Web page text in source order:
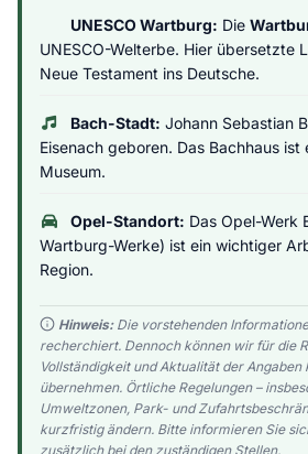
UNESCO Wartburg: Die
UNESCO-Welterbe. Hier übersetzte
Neue Testament ins Deutsche.
Bach-Stadt: Johann Sebastian
Eisenach geboren. Das Bachhaus ist
Museum.
Opel-Standort: Das Opel-Werk
Wartburg-Werke) ist ein wichtiger
Region.
Hinweis:Die vorstehenden
recherchiert. Dennoch können wir für die
Vollständigkeit und Aktualität der Angaben
übernehmen. Örtliche Regelungen –
Umweltzonen, Park- und
kurzfristig ändern. Bitte informieren Sie
zusätzlich bei den zuständigen Stellen.